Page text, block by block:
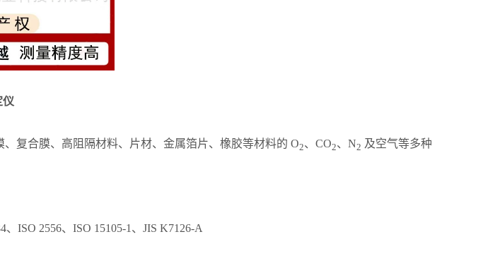
仪
复合膜、高阻隔材料、片材、金属箔片、橡胶等材料的 O2、CO2、N2 及空气等多种
ISO 2556、ISO 15105-1、JIS K7126-A